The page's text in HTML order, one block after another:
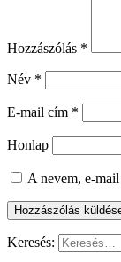
Hozzászólás *
Név *
E-mail cím *
Honlap
A nevem, e-
Keresés: